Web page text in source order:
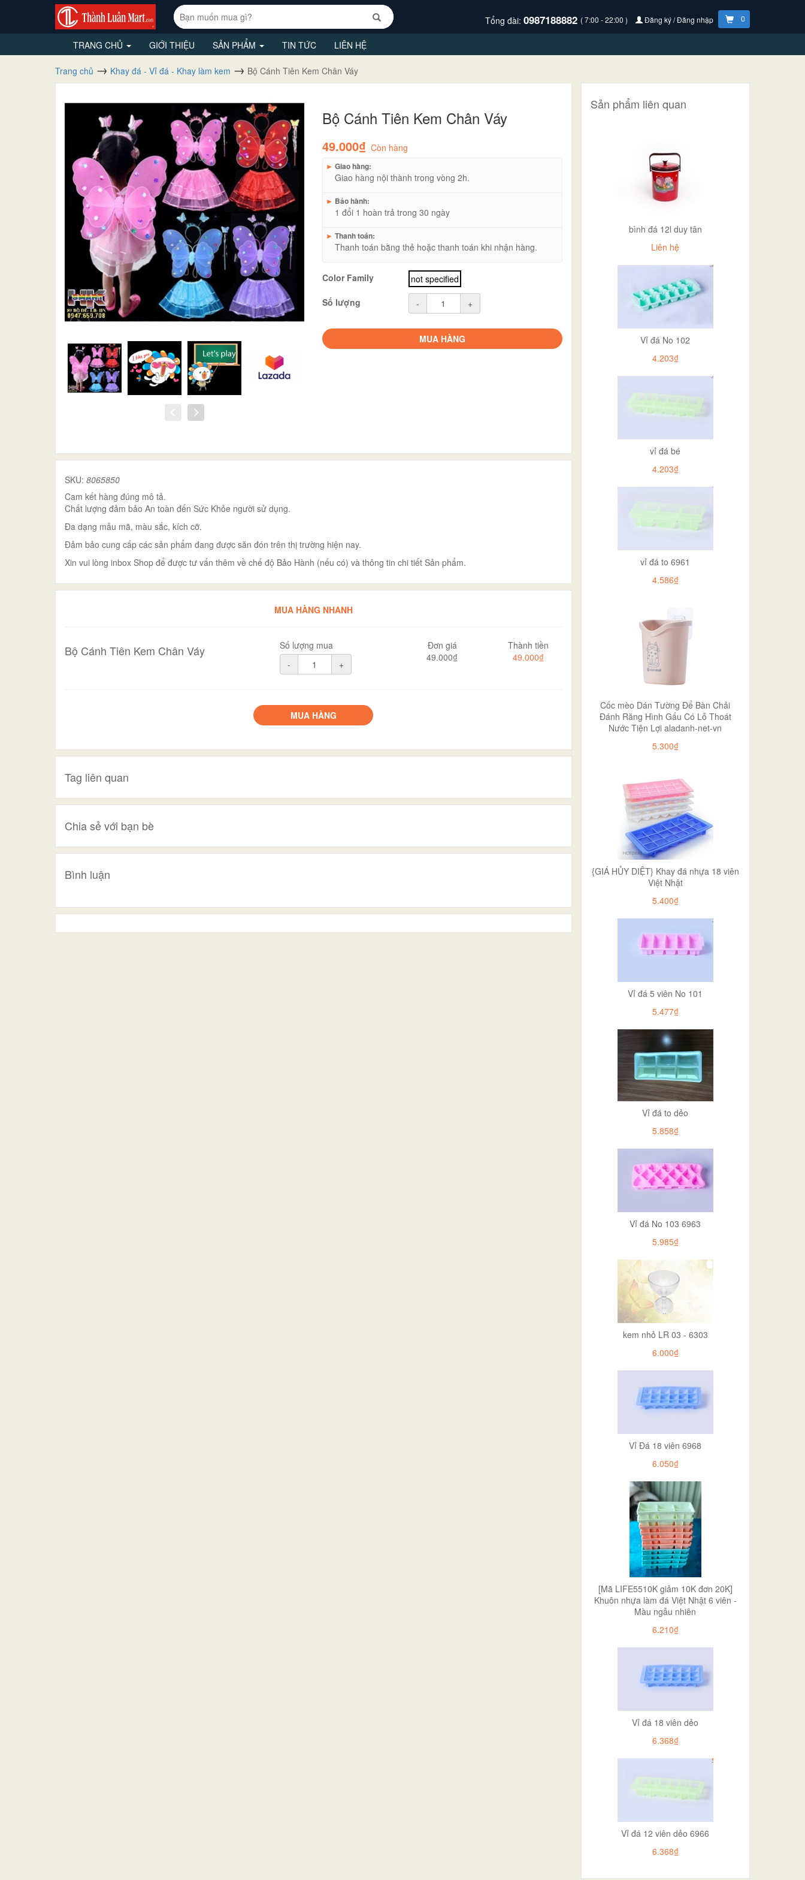
Tổng đài: 0987188882 ( 7:00 - 22:00 ) Đăng ký / Đăng nhập 0
TRANG CHỦ GIỚI THIỆU SẢN PHẨM TIN TỨC LIÊN HỆ
Trang chủ Khay đá - Vỉ đá - Khay làm kem Bộ Cánh Tiên Kem Chân Váy
Bộ Cánh Tiên Kem Chân Váy
49.000₫ Còn hàng
► Giao hàng:
Giao hàng nội thành trong vòng 2h.
► Bảo hành:
1 đổi 1 hoàn trả trong 30 ngày
► Thanh toán:
Thanh toán bằng thẻ hoặc thanh toán khi nhận hàng.
Color Family
not specified
Số lượng
- +
MUA HÀNG
SKU: 8065850
Cam kết hàng đúng mô tả.
Chất lượng đảm bảo An toàn đến Sức Khỏe người sử dụng.
Đa dạng mẫu mã, màu sắc, kích cỡ.
Đảm bảo cung cấp các sản phẩm đang được săn đón trên thị trường hiện nay.
Xin vui lòng inbox Shop để được tư vấn thêm về chế độ Bảo Hành (nếu có) và thông tin chi tiết Sản phẩm.
MUA HÀNG NHANH
Bộ Cánh Tiên Kem Chân Váy
Số lượng mua
-
+
Đơn giá
49.000₫
Thành tiền
49.000₫
MUA HÀNG
Tag liên quan
Chia sẻ với bạn bè
Bình luận
Sản phẩm liên quan
bình đá 12l duy tân
Liên hệ
Vỉ đá No 102
4.203₫
vỉ đá bé
4.203₫
vỉ đá to 6961
4.586₫
Cốc mèo Dán Tường Để Bàn Chải
Đánh Răng Hình Gấu Có Lỗ Thoát
Nước Tiện Lợi aladanh-net-vn
5.300₫
{GIÁ HỦY DIỆT} Khay đá nhựa 18 viên
Việt Nhật
5.400₫
Vỉ đá 5 viên No 101
5.477₫
Vỉ đá to dẻo
5.858₫
Vỉ đá No 103 6963
5.985₫
kem nhỏ LR 03 - 6303
6.000₫
Vỉ Đá 18 viên 6968
6.050₫
[Mã LIFE5510K giảm 10K đơn 20K]
Khuôn nhựa làm đá Việt Nhật 6 viên -
Màu ngẫu nhiên
6.210₫
Vỉ đá 18 viên dẻo
6.368₫
Vỉ đá 12 viên dẻo 6966
6.368₫